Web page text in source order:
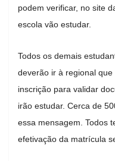
podem verificar, no site
escola vão estudar.
Todos os demais
deverão ir à regional
inscrição para validar
irão estudar. Cerca de
essa mensagem. Todos
efetivação da matrícula